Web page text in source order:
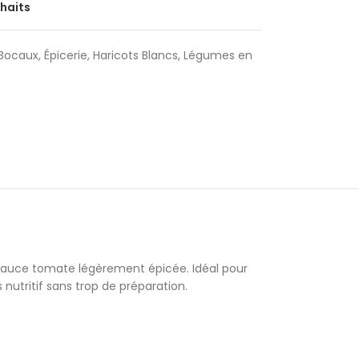
, Épicerie, Haricots Blancs, Légumes en
tomate légèrement épicée. Idéal pour
sans trop de préparation.